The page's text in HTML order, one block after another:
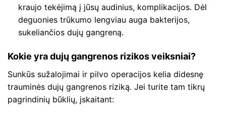
kraujo tekėjimą į jūsų audinius, komplikacijos. Dėl
deguonies trūkumo lengviau auga bakterijos,
sukeliančios dujų gangreną.
Kokie yra dujų gangrenos rizikos veiksniai?
Sunkūs sužalojimai ir pilvo operacijos kelia didesnę
trauminės dujų gangrenos riziką. Jei turite tam tikrų
pagrindinių būklių, įskaitant: